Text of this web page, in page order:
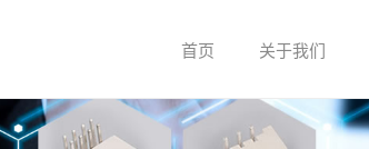
首页 关于我们
关于我们